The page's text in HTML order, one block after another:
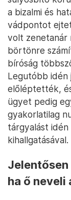
a bizalmi és
vádpontot
volt zenetanár
börtönre
bíróság
Legutóbb idén
előléptették,
ügyet pedig
gyakorlatilag
tárgyalást
kihallgatásával.
ha ő neveli